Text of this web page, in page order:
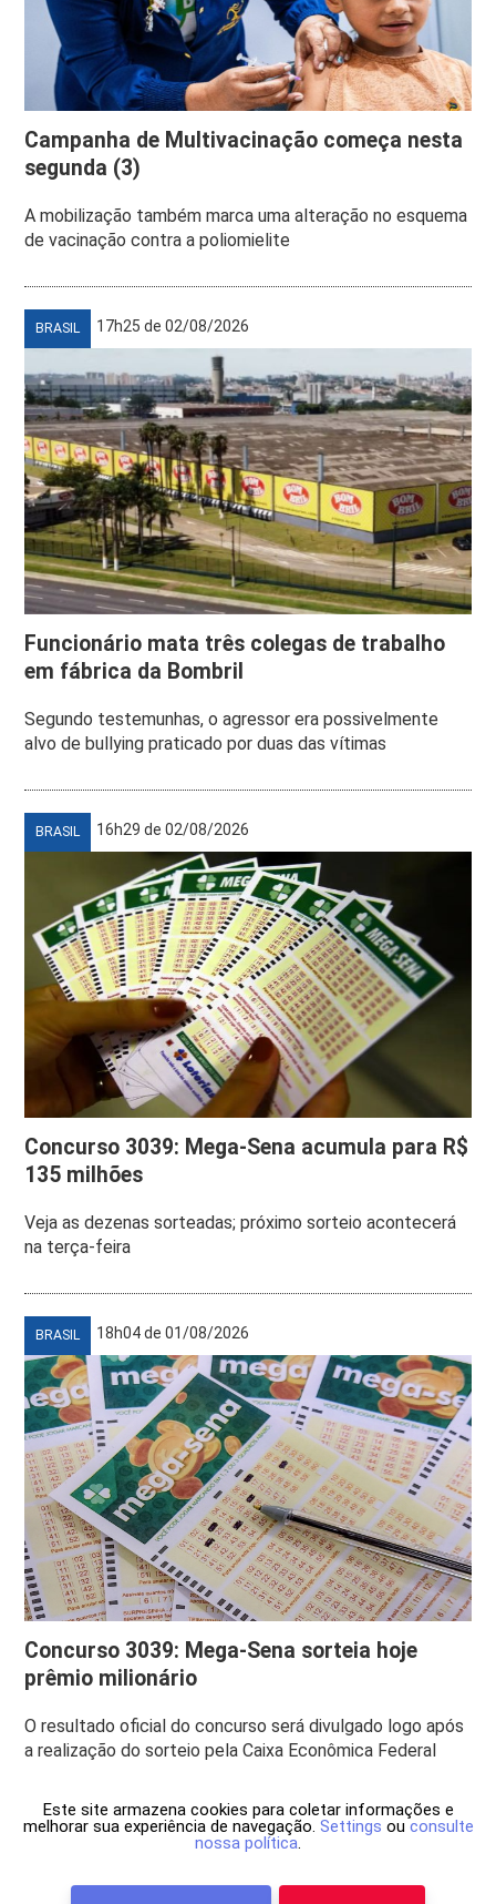
Campanha de Multivacinação começa nesta
segunda (3)
A mobilização também marca uma alteração no esquema
de vacinação contra a poliomielite
BRASIL 17h25 de 02/08/2026
Funcionário mata três colegas de trabalho
em fábrica da Bombril
Segundo testemunhas, o agressor era possivelmente
alvo de bullying praticado por duas das vítimas
BRASIL 16h29 de 02/08/2026
Concurso 3039: Mega-Sena acumula para R$
135 milhões
Veja as dezenas sorteadas; próximo sorteio acontecerá
na terça-feira
BRASIL 18h04 de 01/08/2026
Concurso 3039: Mega-Sena sorteia hoje
prêmio milionário
O resultado oficial do concurso será divulgado logo após
a realização do sorteio pela Caixa Econômica Federal
Este site armazena cookies para coletar informações e
melhorar sua experiência de navegação. Settings ou consulte
nossa política.